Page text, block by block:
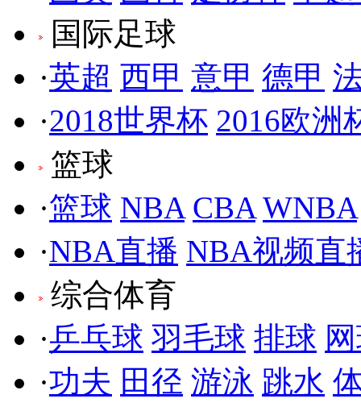
国际足球
·英超 西甲 意甲 德甲
·2018世界杯 2016欧洲
篮球
·篮球 NBA CBA WNBA
·NBA直播 NBA视频直
综合体育
·乒乓球 羽毛球 排球
·功夫 田径 游泳 跳水